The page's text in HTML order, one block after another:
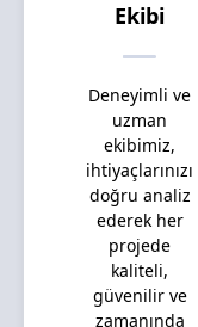
Ekibi
Deneyimli ve
uzman
ekibimiz,
ihtiyaçlarınızı
doğru analiz
ederek her
projede
kaliteli,
güvenilir ve
zamanında